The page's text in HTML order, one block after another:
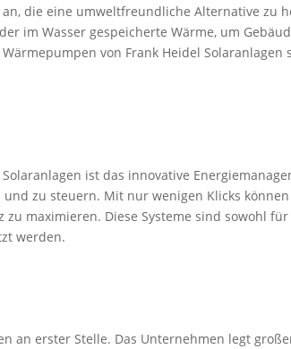
an, die eine umweltfreundliche Alternative zu
im Wasser gespeicherte Wärme, um
von Frank Heidel
ist das innovative
zu steuern. Mit nur wenigen Klicks
maximieren. Diese Systeme sind sowohl
werden.
an erster Stelle. Das Unternehmen legt